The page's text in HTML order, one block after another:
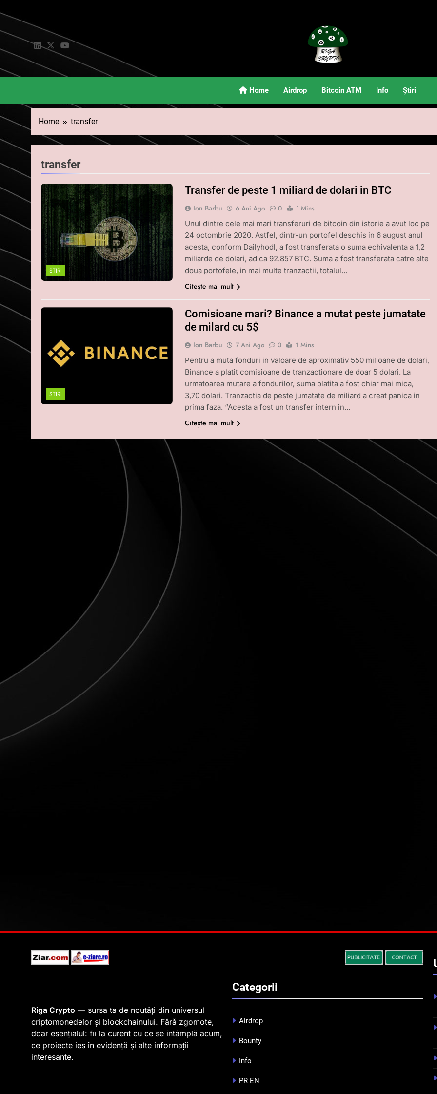
to
content
Riga Crypto
Știri Și Informații Despre Criptomonede.
Home Airdrop Bitcoin ATM Info Știri
Home transfer
transfer
STIRI
Transfer de peste 1 miliard de dolari in BTC
Ion Barbu 6 Ani Ago 0
1 Mins
Unul dintre cele mai mari transferuri de bitcoin din istorie a avut loc pe
24 octombrie 2020. Astfel, dintr-un portofel deschis in 6 august anul
acesta, conform Dailyhodl, a fost transferata o suma echivalenta a 1,2
miliarde de dolari, adica 92.857 BTC. Suma a fost transferata catre alte
doua portofele, in mai multe tranzactii, totalul…
Citește mai mult
STIRI
Comisioane mari? Binance a mutat peste jumatate
de milard cu 5$
Ion Barbu 7 Ani Ago 0
1 Mins
Pentru a muta fonduri in valoare de aproximativ 550 milioane de dolari,
Binance a platit comisioane de tranzactionare de doar 5 dolari. La
urmatoarea mutare a fondurilor, suma platita a fost chiar mai mica,
3,70 dolari. Tranzactia de peste jumatate de miliard a creat panica in
prima faza. “Acesta a fost un transfer intern in…
Citește mai mult
Riga Crypto — sursa ta de noutăți din universul
criptomonedelor și blockchainului. Fără zgomote,
doar esențialul: fii la curent cu ce se întâmplă acum,
ce proiecte ies în evidență și alte informații
interesante.
Categorii
Airdrop
Bounty
Info
PR EN